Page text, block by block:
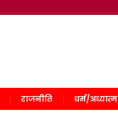
राजनीति धर्म/अध्यात्म